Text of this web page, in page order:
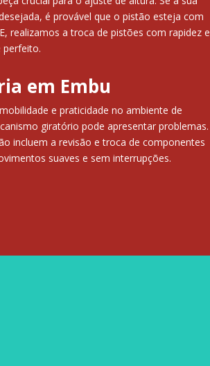
é provável que o pistão esteja com
realizamos a troca de pistões com rapidez e
perfeito.
em Embu
e praticidade no ambiente de
giratório pode apresentar problemas.
incluem a revisão e troca de componentes
suaves e sem interrupções.